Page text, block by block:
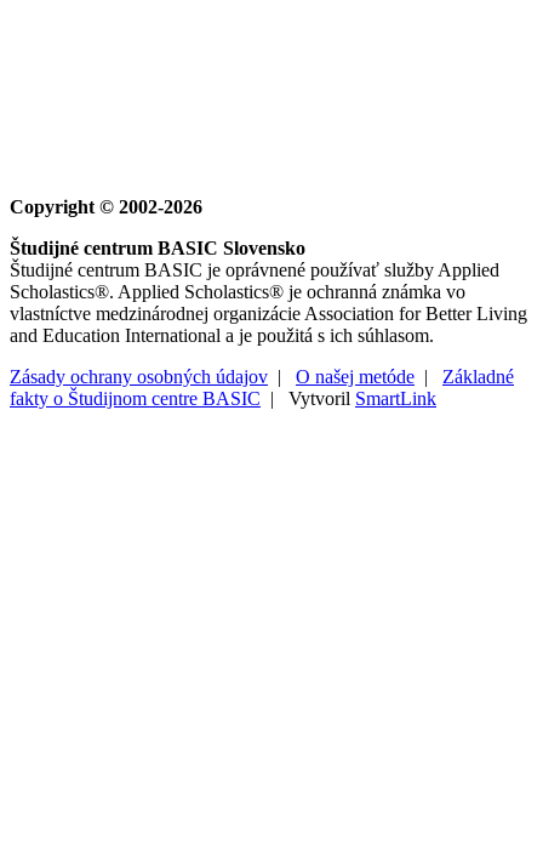
Copyright © 2002-2026
Študijné centrum BASIC Slovensko
Študijné centrum BASIC je oprávnené používať služby Applied
Scholastics®. Applied Scholastics® je ochranná známka vo
vlastníctve medzinárodnej organizácie Association for Better Living
and Education International a je použitá s ich súhlasom.
Zásady ochrany osobných údajov | O našej metóde | Základné
fakty o Študijnom centre BASIC | Vytvoril SmartLink